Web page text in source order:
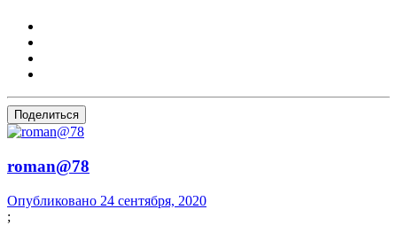
Поделиться
roman@78
Опубликовано 24 сентября, 2020
;